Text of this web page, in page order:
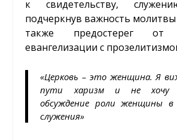
к свидетельству,
подчеркнув важность
также предостерег от
евангелизации с
«Церковь – это женщина. Я
пути харизм и не хочу
обсуждение роли женщины
служения»